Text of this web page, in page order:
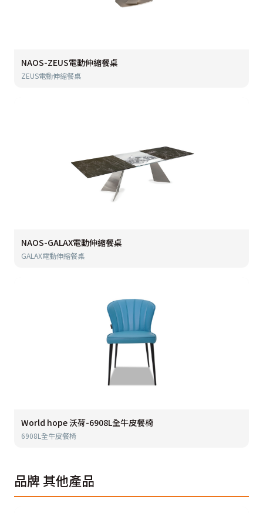
NAOS-ZEUS電動伸縮餐桌
ZEUS電動伸縮餐桌
NAOS-GALAX電動伸縮餐桌
GALAX電動伸縮餐桌
World hope 沃荷-6908L全牛皮餐椅
6908L全牛皮餐椅
品牌其他產品